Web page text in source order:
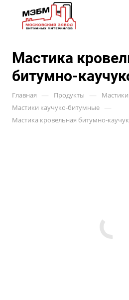
Мастика
битумно-
Главная — Продукты —
Мастики каучуко-битумные —
Мастика кровельная битумно-